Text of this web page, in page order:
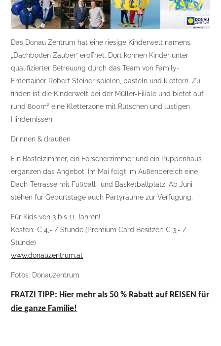
Das Donau Zentrum hat eine riesige Kinderwelt namens
„Dachboden Zauber“ eröffnet. Dort können Kinder unter
qualifizierter Betreuung durch das Team von Family-
Entertainer Robert Steiner spielen, basteln und klettern. Zu
finden ist die Kinderwelt bei der Müller-Filiale und bietet auf
rund 800m² eine Kletterzone mit Rutschen und lustigen
Hindernissen.
Drinnen & draußen
Ein Bastelzimmer, ein Forscherzimmer und ein Puppenhaus
ergänzen das Angebot. Im Mai folgt im Außenbereich eine
Dach-Terrasse mit Fußball- und Basketballplatz. Ab Juni
stehen für Geburtstage auch Partyräume zur Verfügung.
Für Kids von 3 bis 11 Jahren!
Kosten: € 4,- / Stunde (Premium Card Besitzer: € 3,- /
Stunde)
www.donauzentrum.at
Fotos: Donauzentrum
FRATZI TIPP: Hier mehr als 50 % Rabatt auf REISEN für
die ganze Familie!